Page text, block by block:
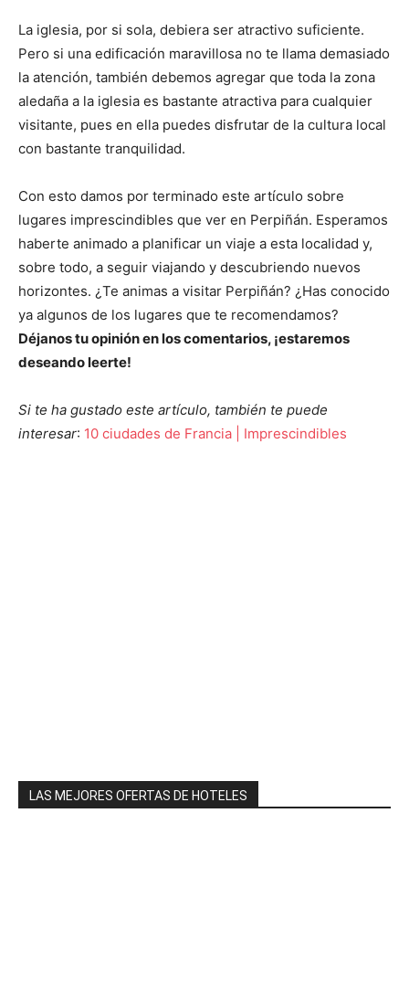
La iglesia, por si sola, debiera ser atractivo suficiente.
Pero si una edificación maravillosa no te llama demasiado
la atención, también debemos agregar que toda la zona
aledaña a la iglesia es bastante atractiva para cualquier
visitante, pues en ella puedes disfrutar de la cultura local
con bastante tranquilidad.
Con esto damos por terminado este artículo sobre
lugares imprescindibles que ver en Perpiñán. Esperamos
haberte animado a planificar un viaje a esta localidad y,
sobre todo, a seguir viajando y descubriendo nuevos
horizontes. ¿Te animas a visitar Perpiñán? ¿Has conocido
ya algunos de los lugares que te recomendamos?
Déjanos tu opinión en los comentarios, ¡estaremos
deseando leerte!
Si te ha gustado este artículo, también te puede
interesar: 10 ciudades de Francia | Imprescindibles
LAS MEJORES OFERTAS DE HOTELES